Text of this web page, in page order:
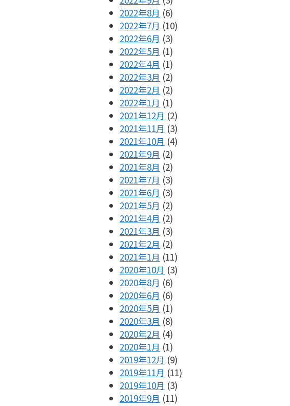
2022年8月 (6)
2022年7月 (10)
2022年6月 (3)
2022年5月 (1)
2022年4月 (1)
2022年3月 (2)
2022年2月 (2)
2022年1月 (1)
2021年12月 (2)
2021年11月 (3)
2021年10月 (4)
2021年9月 (2)
2021年8月 (2)
2021年7月 (3)
2021年6月 (3)
2021年5月 (2)
2021年4月 (2)
2021年3月 (3)
2021年2月 (2)
2021年1月 (11)
2020年10月 (3)
2020年8月 (6)
2020年6月 (6)
2020年5月 (1)
2020年3月 (8)
2020年2月 (4)
2020年1月 (1)
2019年12月 (9)
2019年11月 (11)
2019年10月 (3)
2019年9月 (11)